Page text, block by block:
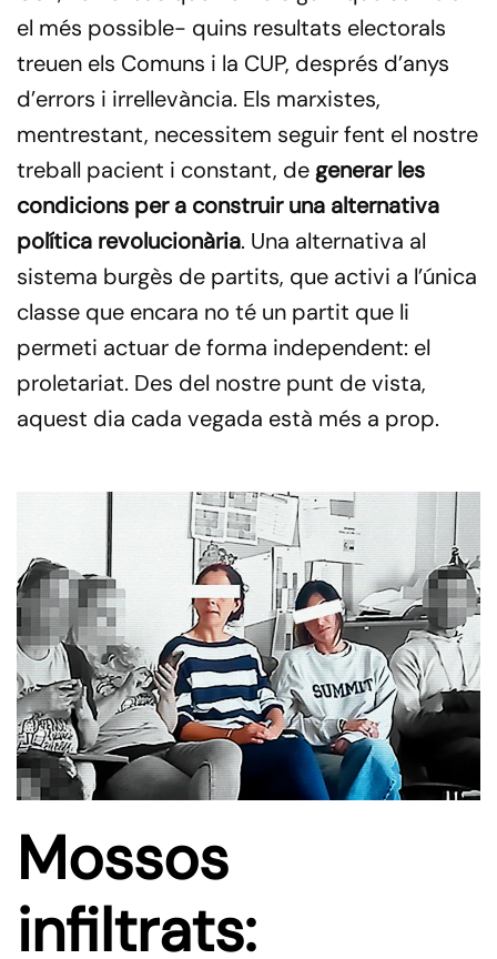
el més possible- quins resultats electorals
treuen els Comuns i la CUP, després d’anys
d’errors i irrellevància. Els marxistes,
mentrestant, necessitem seguir fent el nostre
treball pacient i constant, degenerar les
condicions per a construir una alternativa
política revolucionària. Una alternativa al
sistema burgès de partits, que activi a l’única
classe que encara no té un partit que li
permeti actuar de forma independent: el
proletariat. Des del nostre punt de vista,
aquest dia cada vegada està més a prop.
Mossos
infiltrats: